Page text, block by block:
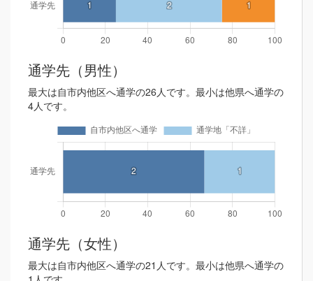
通学先（男性）
最大は自市内他区へ通学の26人です。最小は他県へ通学の
4人です。
通学先（女性）
最大は自市内他区へ通学の21人です。最小は他県へ通学の